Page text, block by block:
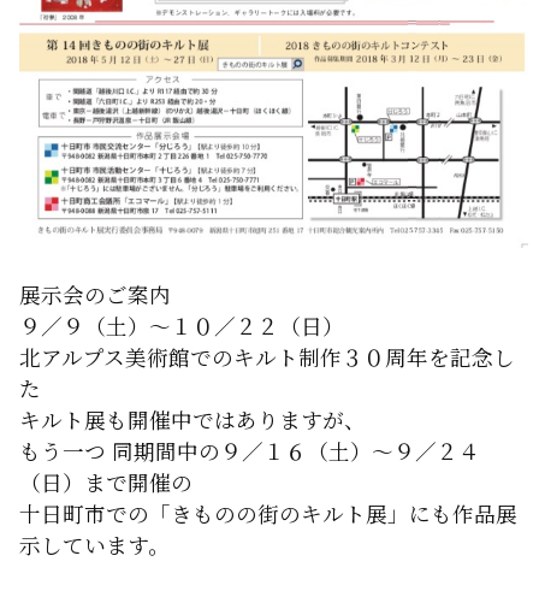
展示会のご案内
９／９（土）～１０／２２（日）
北アルプス美術館でのキルト制作３０周年を記念し
た
キルト展も開催中ではありますが、
もう一つ 同期間中の９／１６（土）～９／２４
（日）まで開催の
十日町市での「きものの街のキルト展」にも作品展
示しています。